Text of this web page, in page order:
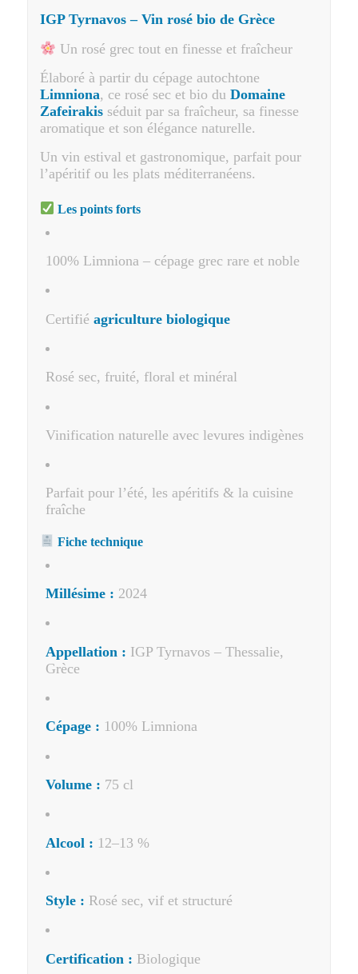
IGP Tyrnavos – Vin rosé bio de Grèce
Un rosé grec tout en finesse et fraîcheur
Élaboré à partir du cépage autochtone
Limniona, ce rosé sec et bio du Domaine
Zafeirakisséduit par sa fraîcheur, sa finesse
aromatique et son élégance naturelle.
Un vin estival et gastronomique, parfait pour
l’apéritif ou les plats méditerranéens.
Les points forts
100% Limniona – cépage grec rare et noble
Certifié agriculture biologique
Rosé sec, fruité, floral et minéral
Vinification naturelle avec levures indigènes
Parfait pour l’été, les apéritifs & la cuisine
fraîche
Fiche technique
Millésime : 2024
Appellation : IGP Tyrnavos – Thessalie,
Grèce
Cépage : 100% Limniona
Volume : 75 cl
Alcool : 12–13 %
Style : Rosé sec, vif et structuré
Certification : Biologique